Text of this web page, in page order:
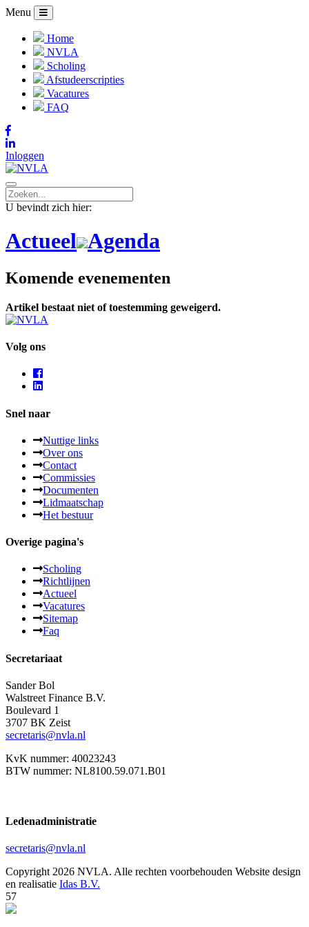
Menu
Home
NVLA
Scholing
Afstudeerscripties
Vacatures
FAQ
Inloggen
U bevindt zich hier:
Actueel Agenda
Komende evenementen
Artikel bestaat niet of toestemming geweigerd.
Volg ons
Snel naar
Nuttige links
Over ons
Contact
Commissies
Documenten
Lidmaatschap
Het bestuur
Overige pagina's
Scholing
Richtlijnen
Actueel
Vacatures
Sitemap
Faq
Secretariaat
Sander Bol
Walstreet Finance B.V.
Boulevard 1
3707 BK Zeist
secretaris@nvla.nl
KvK nummer: 40023243
BTW nummer: NL8100.59.071.B01
Ledenadministratie
secretaris@nvla.nl
Copyright 2026 NVLA. Alle rechten voorbehouden Website design
en realisatie Idas B.V.
57